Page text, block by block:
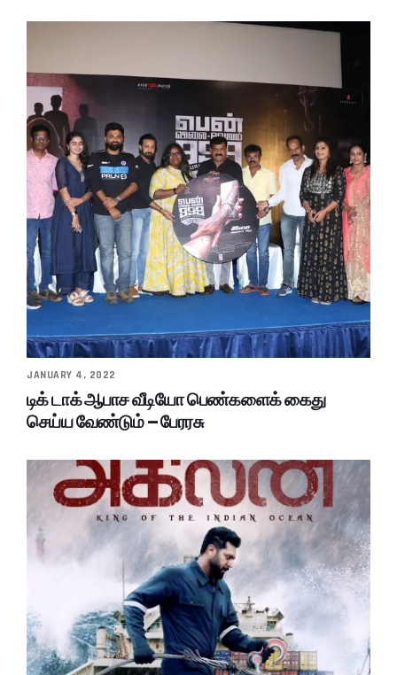
JANUARY 4, 2022
டிக் டாக் ஆபாச வீடியோ பெண்களைக் கைது
செய்ய வேண்டும் – பேரரசு